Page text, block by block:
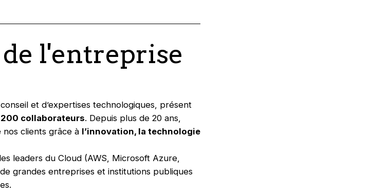
l'entreprise
et d’expertises technologiques, présent
collaborateurs. Depuis plus de 20 ans,
clients grâce à l’innovation, la technologie
leaders du Cloud (AWS, Microsoft Azure,
grandes entreprises et institutions publiques